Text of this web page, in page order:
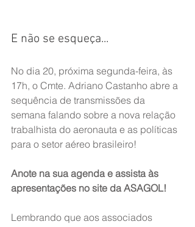
E não se esqueça...
No dia 20, próxima segunda-feira, às
17h, o Cmte. Adriano Castanho abre a
sequência de transmissões da
semana falando sobre a nova relação
trabalhista do aeronauta e as políticas
para o setor aéreo brasileiro!
Anote na sua agenda e assista às
apresentações no site da ASAGOL!
Lembrando que aos associados